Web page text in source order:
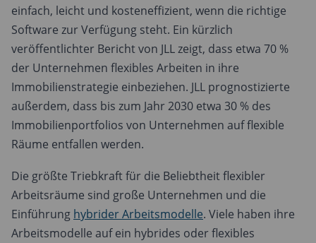
einfach, leicht und kosteneffizient, wenn die richtige
Software zur Verfügung steht. Ein kürzlich
veröffentlichter Bericht von JLL zeigt, dass etwa 70 %
der Unternehmen flexibles Arbeiten in ihre
Immobilienstrategie einbeziehen. JLL prognostizierte
außerdem, dass bis zum Jahr 2030 etwa 30 % des
Immobilienportfolios von Unternehmen auf flexible
Räume entfallen werden.
Die größte Triebkraft für die Beliebtheit flexibler
Arbeitsräume sind große Unternehmen und die
Einführung hybrider Arbeitsmodelle. Viele haben ihre
Arbeitsmodelle auf ein hybrides oder flexibles